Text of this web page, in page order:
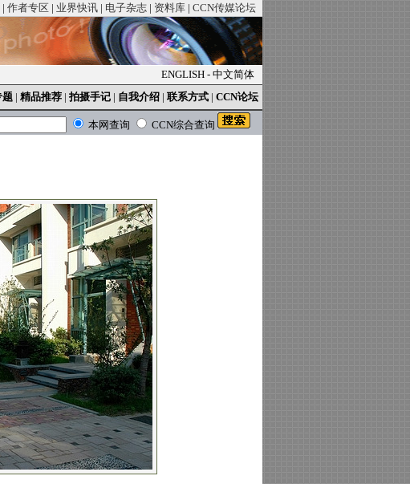
| 作者专区 | 业界快讯 | 电子杂志 | 资料库 | CCN传媒论坛
ENGLISH - 中文简体
题 | 精品推荐 | 拍摄手记 | 自我介绍 | 联系方式 | CCN论坛
本网查询
CCN综合查询